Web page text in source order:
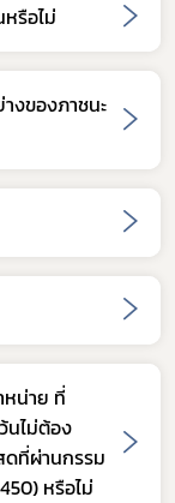
รือไม่
งของภาชนะ
หน่าย ที่
นไม่ต้อง
ดที่ผ่านกรรม
หรือไม่